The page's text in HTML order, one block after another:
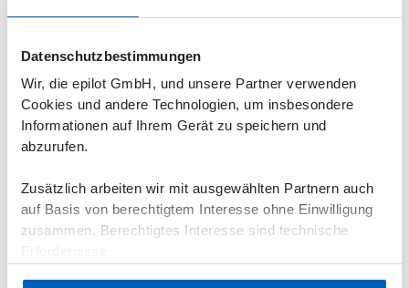
Datenschutzbestimmungen
Wir, die epilot GmbH, und unsere Partner verwenden
Cookies und andere Technologien, um insbesondere
Informationen auf Ihrem Gerät zu speichern und
abzurufen.
Zusätzlich arbeiten wir mit ausgewählten Partnern auch
auf Basis von berechtigtem Interesse ohne Einwilligung
zusammen. Berechtigtes Interesse sind technische
Business Objekte können über Journeys
erfasst und mit Automatisierungen sowie
Prozessen verknüpft werden. Im